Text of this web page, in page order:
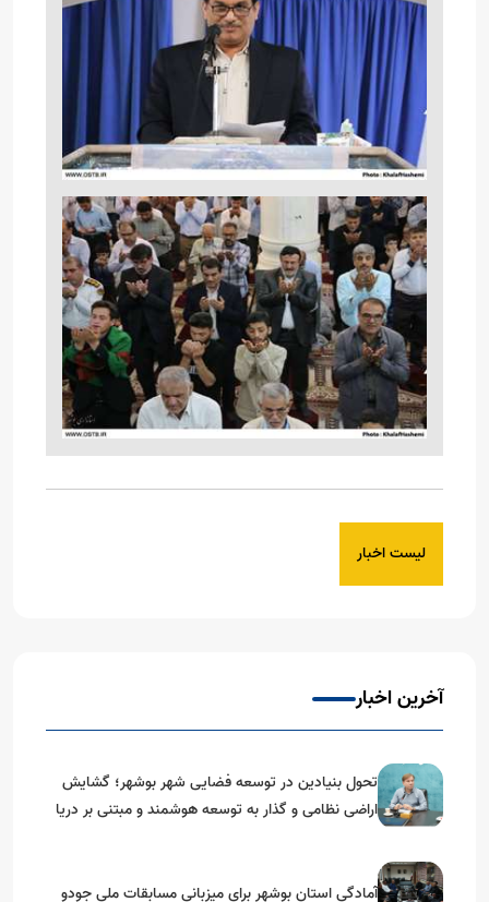
لیست اخبار
آخرین اخبار
تحول بنیادین در توسعه فضایی شهر بوشهر؛ گشایش
اراضی نظامی و گذار به توسعه هوشمند و مبتنی بر دریا
آمادگی استان بوشهر برای میزبانی مسابقات ملی جودو